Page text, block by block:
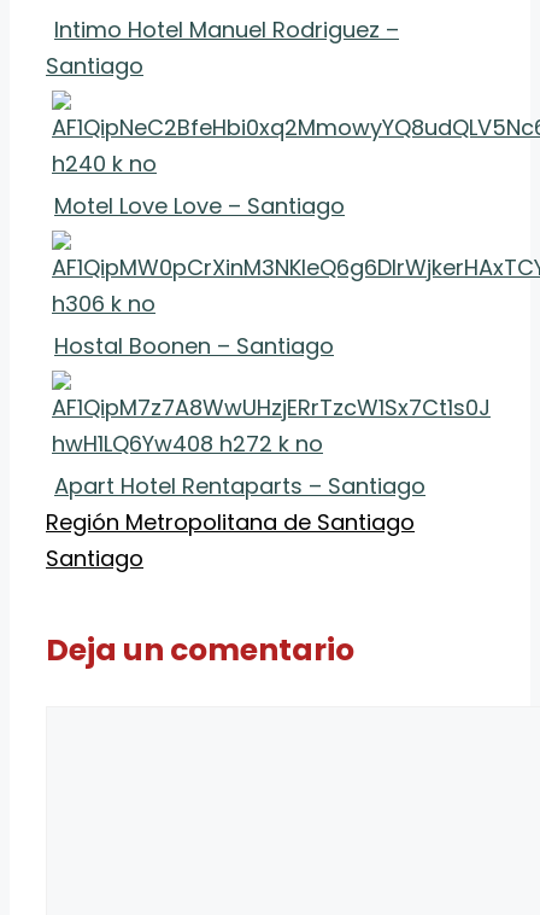
Intimo Hotel Manuel Rodriguez –
Santiago
Motel Love Love – Santiago
Hostal Boonen – Santiago
Apart Hotel Rentaparts – Santiago
Categorías
Región Metropolitana de Santiago
Santiago
Deja un comentario